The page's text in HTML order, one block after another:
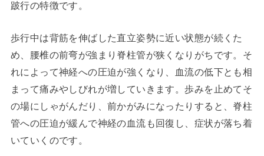
跛行の特徴です。
歩行中は背筋を伸ばした直立姿勢に近い状態が続くた
め、腰椎の前弯が強まり脊柱管が狭くなりがちです。そ
れによって神経への圧迫が強くなり、血流の低下とも相
まって痛みやしびれが増していきます。歩みを止めてそ
の場にしゃがんだり、前かがみになったりすると、脊柱
管への圧迫が緩んで神経の血流も回復し、症状が落ち着
いていくのです。